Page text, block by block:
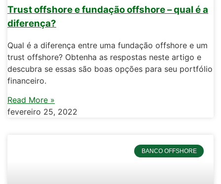
Trust offshore e fundação offshore – qual é a
diferença?
Qual é a diferença entre uma fundação offshore e um
trust offshore? Obtenha as respostas neste artigo e
descubra se essas são boas opções para seu portfólio
financeiro.
Read More »
fevereiro 25, 2022
BANCO OFFSHORE